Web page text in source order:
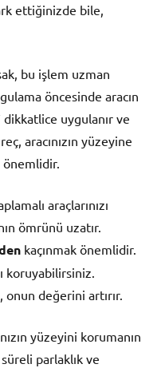
ettiğinizde bile,
bu işlem uzman
öncesinde aracın
uygulanır ve
aracınızın yüzeyine
önemlidir.
araçlarınızı
ömrünü uzatır.
kaçınmak önemlidir.
koruyabilirsiniz.
onun değerini artırır.
yüzeyini korumanın
parlaklık ve